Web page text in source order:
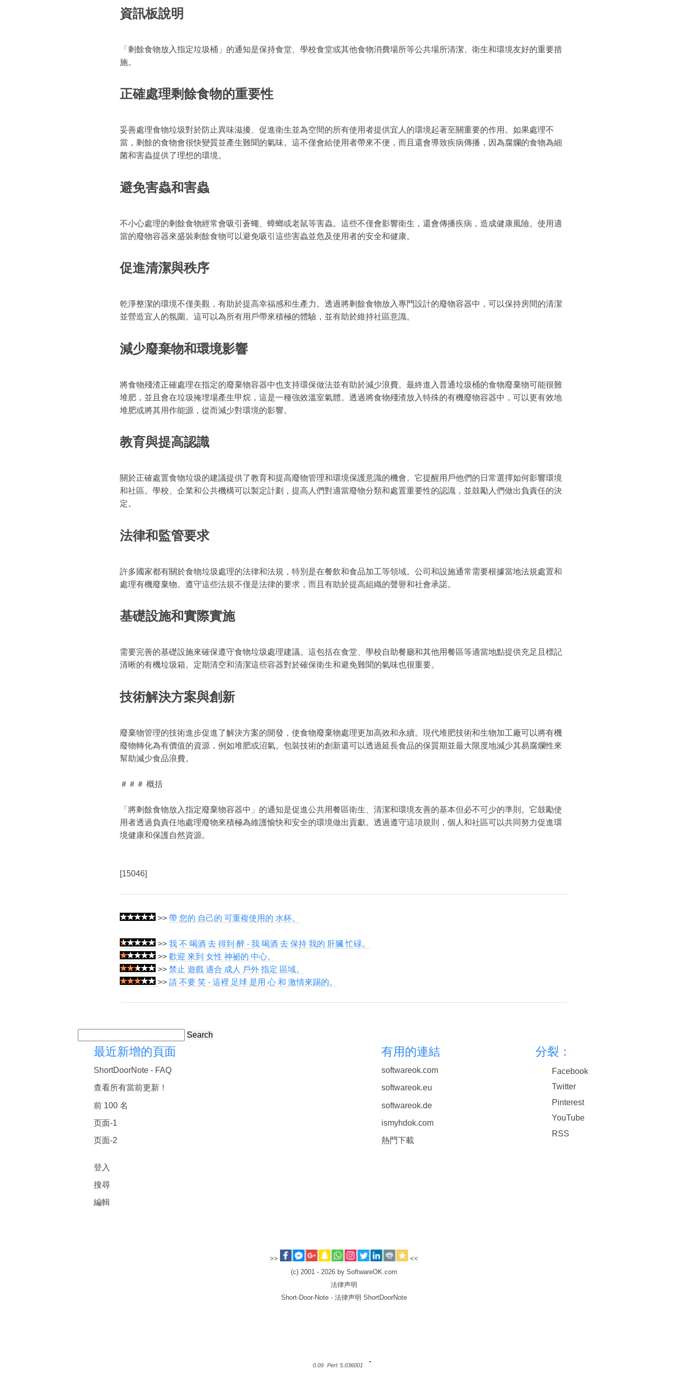
資訊板說明
「剩餘食物放入指定垃圾桶」的通知是保持食堂、學校食堂或其他食物消費場所等公共場所清潔、衛生和環境友好的重要措
施。
正確處理剩餘食物的重要性
妥善處理食物垃圾對於防止異味滋擾、促進衛生並為空間的所有使用者提供宜人的環境起著至關重要的作用。如果處理不
當，剩餘的食物會很快變質並產生難聞的氣味。這不僅會給使用者帶來不便，而且還會導致疾病傳播，因為腐爛的食物為細
菌和害蟲提供了理想的環境。
避免害蟲和害蟲
不小心處理的剩餘食物經常會吸引蒼蠅、蟑螂或老鼠等害蟲。這些不僅會影響衛生，還會傳播疾病，造成健康風險。使用適
當的廢物容器來盛裝剩餘食物可以避免吸引這些害蟲並危及使用者的安全和健康。
促進清潔與秩序
乾淨整潔的環境不僅美觀，有助於提高幸福感和生產力。透過將剩餘食物放入專門設計的廢物容器中，可以保持房間的清潔
並營造宜人的氛圍。這可以為所有用戶帶來積極的體驗，並有助於維持社區意識。
減少廢棄物和環境影響
將食物殘渣正確處理在指定的廢棄物容器中也支持環保做法並有助於減少浪費。最終進入普通垃圾桶的食物廢棄物可能很難
堆肥，並且會在垃圾掩埋場產生甲烷，這是一種強效溫室氣體。透過將食物殘渣放入特殊的有機廢物容器中，可以更有效地
堆肥或將其用作能源，從而減少對環境的影響。
教育與提高認識
關於正確處置食物垃圾的建議提供了教育和提高廢物管理和環境保護意識的機會。它提醒用戶他們的日常選擇如何影響環境
和社區。學校、企業和公共機構可以製定計劃，提高人們對適當廢物分類和處置重要性的認識，並鼓勵人們做出負責任的決
定。
法律和監管要求
許多國家都有關於食物垃圾處理的法律和法規，特別是在餐飲和食品加工等領域。公司和設施通常需要根據當地法規處置和
處理有機廢棄物。遵守這些法規不僅是法律的要求，而且有助於提高組織的聲譽和社會承諾。
基礎設施和實際實施
需要完善的基礎設施來確保遵守食物垃圾處理建議。這包括在食堂、學校自助餐廳和其他用餐區等適當地點提供充足且標記
清晰的有機垃圾箱。定期清空和清潔這些容器對於確保衛生和避免難聞的氣味也很重要。
技術解決方案與創新
廢棄物管理的技術進步促進了解決方案的開發，使食物廢棄物處理更加高效和永續。現代堆肥技術和生物加工廠可以將有機
廢物轉化為有價值的資源，例如堆肥或沼氣。包裝技術的創新還可以透過延長食品的保質期並最大限度地減少其易腐爛性來
幫助減少食品浪費。
＃＃＃ 概括
「將剩餘食物放入指定廢棄物容器中」的通知是促進公共用餐區衛生、清潔和環境友善的基本但必不可少的準則。它鼓勵使
用者透過負責任地處理廢物來積極為維護愉快和安全的環境做出貢獻。透過遵守這項規則，個人和社區可以共同努力促進環
境健康和保護自然資源。
[15046]
>> 帶 您的 自己的 可重複使用的 水杯。
>> 我 不 喝酒 去 得到 醉 - 我 喝酒 去 保持 我的 肝臟 忙碌。
>> 歡迎 來到 女性 神祕的 中心。
>> 禁止 遊戲 適合 成人 戶外 指定 區域。
>> 請 不要 笑 - 這裡 足球 是用 心 和 激情來踢的。
Search
最近新增的頁面
ShortDoorNote - FAQ
查看所有當前更新！
前 100 名
页面-1
页面-2
登入
搜尋
編輯
有用的連結
softwareok.com
softwareok.eu
softwareok.de
ismyhdok.com
熱門下載
分裂：
Facebook
Twitter
Pinterest
YouTube
RSS
>>
<<
(c) 2001 - 2026 by SoftwareOK.com
法律声明
Short-Door-Note - 法律声明 ShortDoorNote
0.09 Perl: 5.036001